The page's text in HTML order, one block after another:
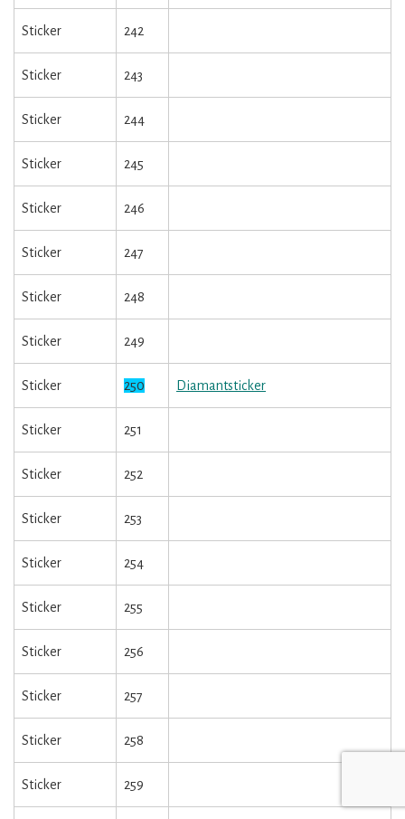
Sticker 242
Sticker 243
Sticker 244
Sticker 245
Sticker 246
Sticker 247
Sticker 248
Sticker 249
Sticker 250 Diamantsticker
Sticker 251
Sticker 252
Sticker 253
Sticker 254
Sticker 255
Sticker 256
Sticker 257
Sticker 258
Sticker 259